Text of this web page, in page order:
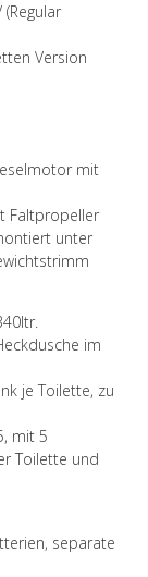
Version
mit
Faltpropeller
unter
im
je Toilette, zu
mit 5
Toilette und
separate